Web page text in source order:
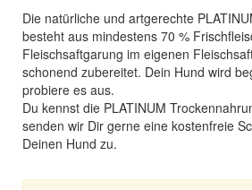
Die natürliche und artgerechte
besteht aus mindestens 70 %
Fleischsaftgarung im eigenen
schonend zubereitet. Dein Hund wird
probiere es aus.
Du kennst die PLATINUM
senden wir Dir gerne eine kostenfreie
Deinen Hund zu.